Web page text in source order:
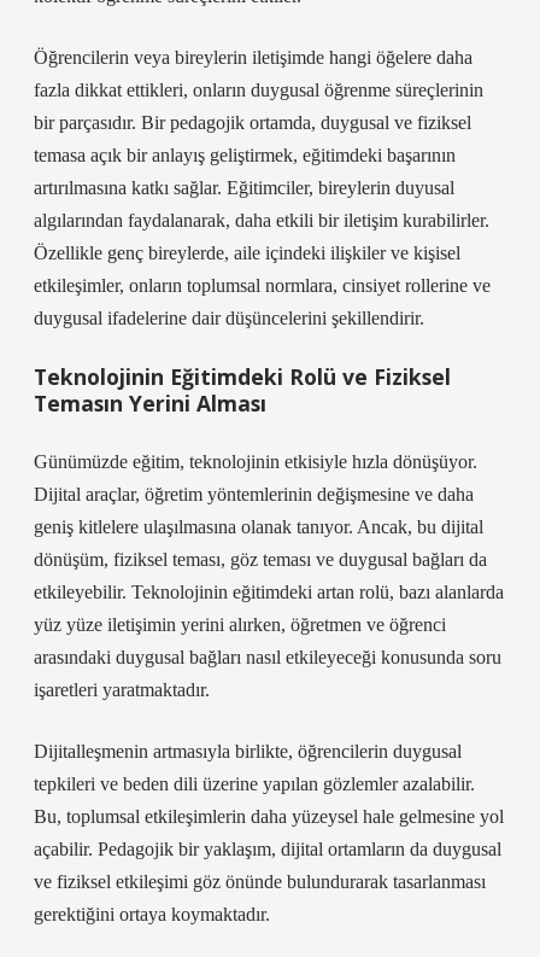
Öğrencilerin veya bireylerin iletişimde hangi öğelere daha
fazla dikkat ettikleri, onların duygusal öğrenme süreçlerinin
bir parçasıdır. Bir pedagojik ortamda, duygusal ve fiziksel
temasa açık bir anlayış geliştirmek, eğitimdeki başarının
artırılmasına katkı sağlar. Eğitimciler, bireylerin duyusal
algılarından faydalanarak, daha etkili bir iletişim kurabilirler.
Özellikle genç bireylerde, aile içindeki ilişkiler ve kişisel
etkileşimler, onların toplumsal normlara, cinsiyet rollerine ve
duygusal ifadelerine dair düşüncelerini şekillendirir.
Teknolojinin Eğitimdeki Rolü ve Fiziksel
Temasın Yerini Alması
Günümüzde eğitim, teknolojinin etkisiyle hızla dönüşüyor.
Dijital araçlar, öğretim yöntemlerinin değişmesine ve daha
geniş kitlelere ulaşılmasına olanak tanıyor. Ancak, bu dijital
dönüşüm, fiziksel teması, göz teması ve duygusal bağları da
etkileyebilir. Teknolojinin eğitimdeki artan rolü, bazı alanlarda
yüz yüze iletişimin yerini alırken, öğretmen ve öğrenci
arasındaki duygusal bağları nasıl etkileyeceği konusunda soru
işaretleri yaratmaktadır.
Dijitalleşmenin artmasıyla birlikte, öğrencilerin duygusal
tepkileri ve beden dili üzerine yapılan gözlemler azalabilir.
Bu, toplumsal etkileşimlerin daha yüzeysel hale gelmesine yol
açabilir. Pedagojik bir yaklaşım, dijital ortamların da duygusal
ve fiziksel etkileşimi göz önünde bulundurarak tasarlanması
gerektiğini ortaya koymaktadır.